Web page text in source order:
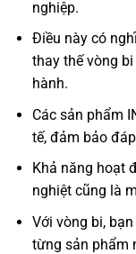
nghiệp.
Điều này có
thay thế vòng
hành.
Các sản phẩm
tế, đảm bảo
Khả năng hoạt
nghiệt cũng là
Với vòng bi,
từng sản phẩm